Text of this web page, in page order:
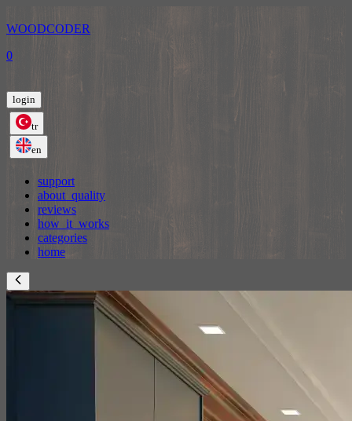
WOODCODER
0
login
tr
en
support
about_quality
reviews
how_it_works
categories
home